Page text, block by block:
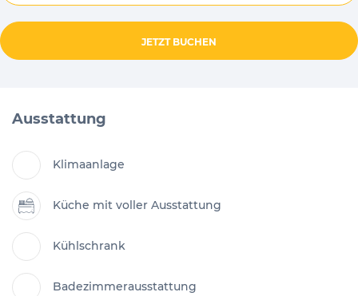
JETZT BUCHEN
Ausstattung
Klimaanlage
Küche mit voller Ausstattung
Kühlschrank
Badezimmerausstattung